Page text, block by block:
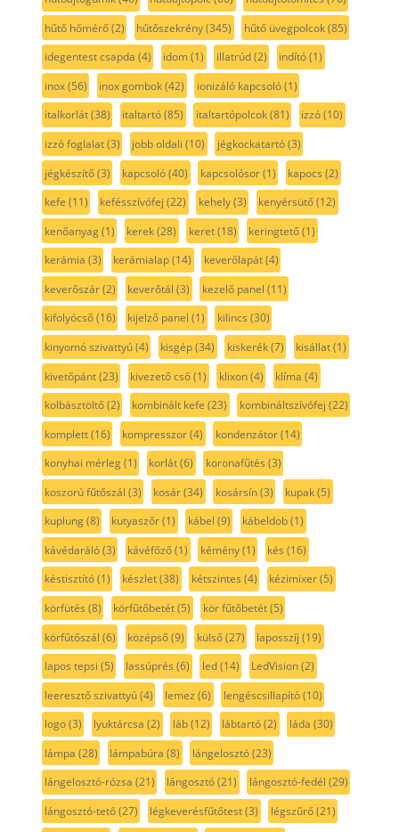
hűtő hőmérő(2) hűtőszekrény(345) hűtő üvegpolcok(85)
idegentest csapda (4) idom(1) illatrúd(2) indító(1)
inox(56) inox gombok(42) ionizáló kapcsoló(1)
italkorlát(38) italtartó(85) italtartópolcok(81) izzó(10)
izzó foglalat(3) jobb oldali (10) jégkockatartó(3)
jégkészítő(3) kapcsoló(40) kapcsolósor(1) kapocs (2)
kefe (11) kefésszívófej (22) kehely(3) kenyérsütő(12)
kenőanyag(1) kerek(28) keret(18) keringtető(1)
kerámia (3) kerámialap(14) keverőlapát(4)
keverőszár(2) keverőtál (3) kezelő panel (11)
kifolyócső(16) kijelző panel (1) kilincs (30)
kinyomó szivattyú(4) kisgép(34) kiskerék(7) kisállat(1)
kivetőpánt(23) kivezető cső(1) klixon(4) klíma (4)
kolbásztöltő(2) kombinált kefe (23) kombináltszívófej (22)
komplett(16) kompresszor(4) kondenzátor(14)
konyhai mérleg(1) korlát(6) koronafűtés (3)
koszorú fűtőszál (3) kosár(34) kosársín(3) kupak(5)
kuplung(8) kutyaszőr(1) kábel (9) kábeldob(1)
kávédaráló(3) kávéfőző(1) kémény(1) kés (16)
késtisztító(1) készlet(38) kétszintes (4) kézimixer(5)
körfütés (8) körfűtőbetét(5) kör fűtőbetét(5)
körfűtőszál (6) középső(9) külső(27) laposszíj (19)
lapos tepsi (5) lassúprés (6) led(14) LedVision(2)
leeresztő szivattyú(4) lemez (6) lengéscsillapító(10)
logo(3) lyuktárcsa (2) láb(12) lábtartó(2) láda (30)
lámpa (28) lámpabúra (8) lángelosztó(23)
lángelosztó-rózsa (21) lángosztó(21) lángosztó-fedél (29)
lángosztó-tető(27) légkeverésfűtőtest(3) légszűrő(21)